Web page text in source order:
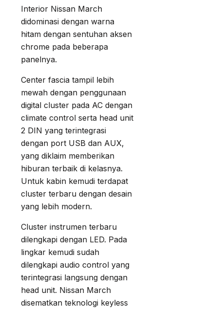
Interior Nissan March
didominasi dengan warna
hitam dengan sentuhan aksen
chrome pada beberapa
panelnya.
Center fascia tampil lebih
mewah dengan penggunaan
digital cluster pada AC dengan
climate control serta head unit
2 DIN yang terintegrasi
dengan port USB dan AUX,
yang diklaim memberikan
hiburan terbaik di kelasnya.
Untuk kabin kemudi terdapat
cluster terbaru dengan desain
yang lebih modern.
Cluster instrumen terbaru
dilengkapi dengan LED. Pada
lingkar kemudi sudah
dilengkapi audio control yang
terintegrasi langsung dengan
head unit. Nissan March
disematkan teknologi keyless